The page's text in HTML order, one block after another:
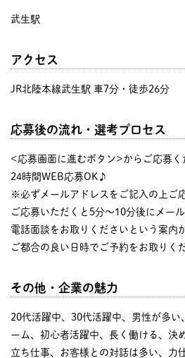
武生駅
アクセス
JR北陸本線武生駅 車7分・徒歩26分
応募後の流れ・選考プロセス
<応募画面に進むボタン>からご応募く
24時間WEB応募OK♪
※必ずメールアドレスをご記入の上ご
ご応募いただくと5分～10分後にメール
電話面談をお取りくださいという案内
ご都合の良い日時でご予約をお取りく
その他・企業の魅力
20代活躍中、30代活躍中、男性が多い
ーム、初心者活躍中、長く働ける、決
立ち仕事、お客様との対話は多い、力